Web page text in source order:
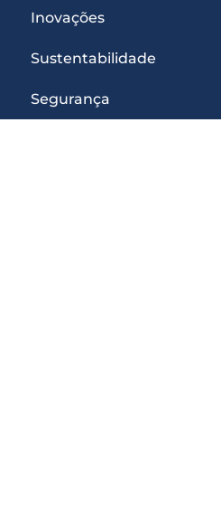
Inovações
Sustentabilidade
Segurança